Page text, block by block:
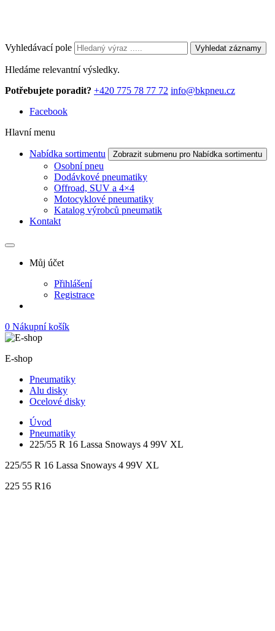
Vyhledávací pole Vyhledat záznamy
Hledáme relevantní výsledky.
Potřebujete poradit? +420 775 78 77 72 info@bkpneu.cz
Facebook
Hlavní menu
Nabídka sortimentu Zobrazit submenu pro Nabídka sortimentu
Osobní pneu
Dodávkové pneumatiky
Offroad, SUV a 4×4
Motocyklové pneumatiky
Katalog výrobců pneumatik
Kontakt
Můj účet
Přihlášení
Registrace
0 Nákupní košík
E-shop
Pneumatiky
Alu disky
Ocelové disky
Úvod
Pneumatiky
225/55 R 16 Lassa Snoways 4 99V XL
225/55 R 16 Lassa Snoways 4 99V XL
225 55 R16